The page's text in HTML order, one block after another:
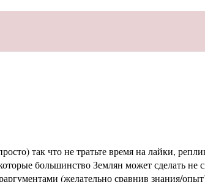
так что не тратьте время на лайки,
большинство Землян может сделать не
(желательно сравнив знания/